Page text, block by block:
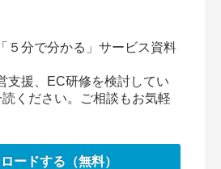
５分で分かる」サービス資料
支援、EC研修を検討してい
ください。ご相談もお気軽
ードする（無料）